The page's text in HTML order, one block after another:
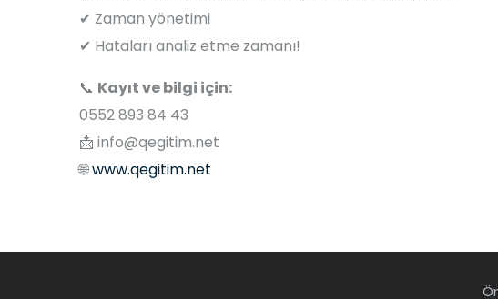
✔ Zaman yönetimi
✔ Hataları analiz etme zamanı!
📞 Kayıt ve bilgi için:
0552 893 84 43
📩 info@qegitim.net
🌐www.qegitim.net